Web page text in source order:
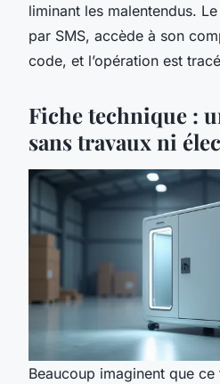
liminant les malentendus.
par SMS, accède à son
code, et l’opération est
Fiche technique :
sans travaux ni
Beaucoup imaginent que